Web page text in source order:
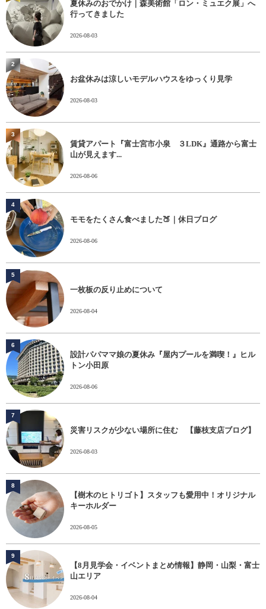
夏休みのおでかけ｜森美術館「ロン・ミュエク展」へ
行ってきました
2026-08-03
お盆休みは涼しいモデルハウスをゆっくり見学
2026-08-03
2
賃貸アパート『富士宮市小泉 ３LDK』通路から富士
山が見えます...
2026-08-06
3
モモをたくさん食べました🍑｜休日ブログ
2026-08-06
4
一枚板の反り止めについて
2026-08-04
5
設計パパママ娘の夏休み『屋内プールを満喫！』ヒル
トン小田原
2026-08-06
6
災害リスクが少ない場所に住む 【藤枝支店ブログ】
2026-08-03
7
【樹木のヒトリゴト】スタッフも愛用中！オリジナル
キーホルダー
2026-08-05
8
【8月見学会・イベントまとめ情報】静岡・山梨・富士
山エリア
2026-08-04
9